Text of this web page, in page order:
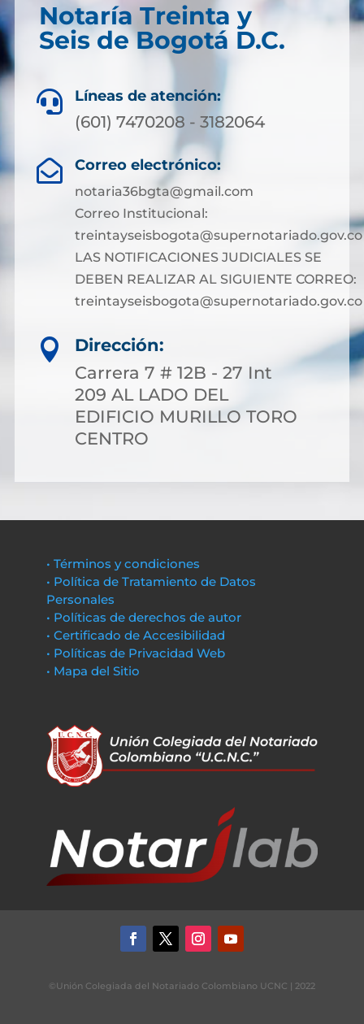
Notaría Treinta y
Seis de Bogotá D.C.
 Líneas de atención:
(601) 7470208 - 3182064
 Correo electrónico:
notaria36bgta@gmail.com
Correo Institucional:
treintayseisbogota@supernotariado.gov.co
LAS NOTIFICACIONES JUDICIALES SE
DEBEN REALIZAR AL SIGUIENTE CORREO:
treintayseisbogota@supernotariado.gov.co

Dirección:
Carrera 7 # 12B - 27 Int
209 AL LADO DEL
EDIFICIO MURILLO TORO
CENTRO
• Términos y condiciones
• Política de Tratamiento de Datos
Personales
• Políticas de derechos de autor
• Certificado de Accesibilidad
• Políticas de Privacidad Web
• Mapa del Sitio
©Unión Colegiada del Notariado Colombiano UCNC | 2022